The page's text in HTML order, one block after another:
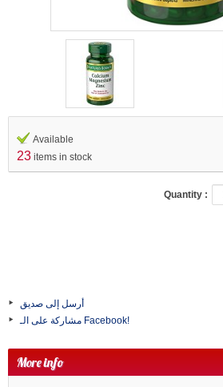
Available
23 items in stock
Quantity :
أرسل إلى صديق
مشاركة على الـ Facebook!
More info